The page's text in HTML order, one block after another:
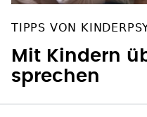
TIPPS VON
Mit Kindern
sprechen